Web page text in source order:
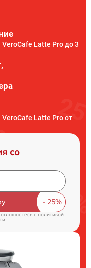
Latte Pro до 3
Latte Pro от
со
cполитикой